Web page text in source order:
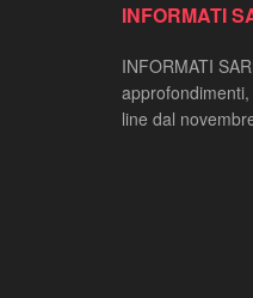
INFORMATI
INFORMATI
line dal